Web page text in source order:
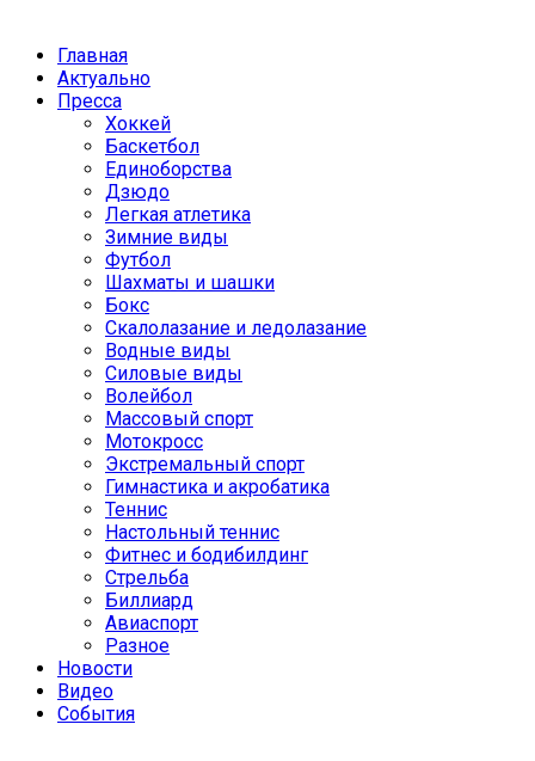
Главная
Актуально
Пресса
Хоккей
Баскетбол
Единоборства
Дзюдо
Легкая атлетика
Зимние виды
Футбол
Шахматы и шашки
Бокс
Скалолазание и ледолазание
Водные виды
Силовые виды
Волейбол
Массовый спорт
Мотокросс
Экстремальный спорт
Гимнастика и акробатика
Теннис
Настольный теннис
Фитнес и бодибилдинг
Стрельба
Биллиард
Авиаспорт
Разное
Новости
Видео
События